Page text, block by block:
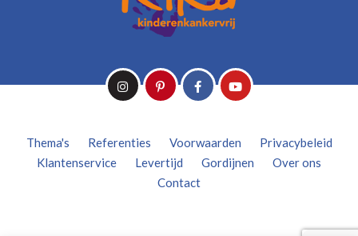
Thema's Referenties Voorwaarden
Privacybeleid
Klantenservice
Levertijd Gordijnen
Over ons
Contact